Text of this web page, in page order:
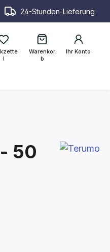
24-Stunden-Lieferung
l
Ihr Konto
Warenkor
b
50